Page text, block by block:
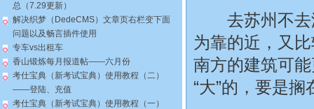
总（7.29更新）
解决织梦（DedeCMS）文章页右栏变下面
问题以及畅言插件使用
专车vs出租车
香山锻炼每月报道帖——六月份
考仕宝典（新考试宝典）使用教程（二）
——登陆、充值
考仕宝典（新考试宝典）使用教程（一）
去苏州不去
为靠的近，又
南方的建筑可
“大”的，要是